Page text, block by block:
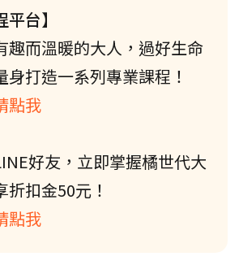
平台】
趣而溫暖的大人，過好生命
身打造一系列專業課程！
點我
好友，立即掌握橘世代大
扣金50元！
點我